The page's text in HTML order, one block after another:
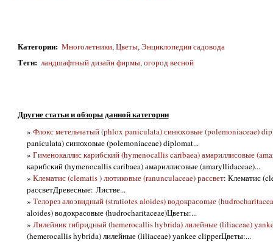
Категории: Многолетники,Цветы,Энциклопедия садовода
Теги: ландшафтный дизайн фирмы,огород весной
Другие статьи и обзоры данной категории
» Флокс метельчатый (phlox paniculata) синюховые (polemoniaceae)
paniculata) синюховые (polemoniaceae) diplomat...
» Гименокаллис карибский (hymenocallis caribaea) амариллисовые
карибский (hymenocallis caribaea) амариллисовые (amaryllidaceae)...
» Клематис (clematis ) лютиковые (ranunculaceae) рассвет: Клематис
рассветДревесные: Листве...
» Телорез алоэвидный (stratiotes aloides) водокрасовые
aloides) водокрасовые (hudrocharitaceae)Цветы:...
» Лилейник гибридный (hemerocallis hybrida) лилейные (liliaceae)
(hemerocallis hybrida) лилейные (liliaceae) yankee clipperЦветы:...